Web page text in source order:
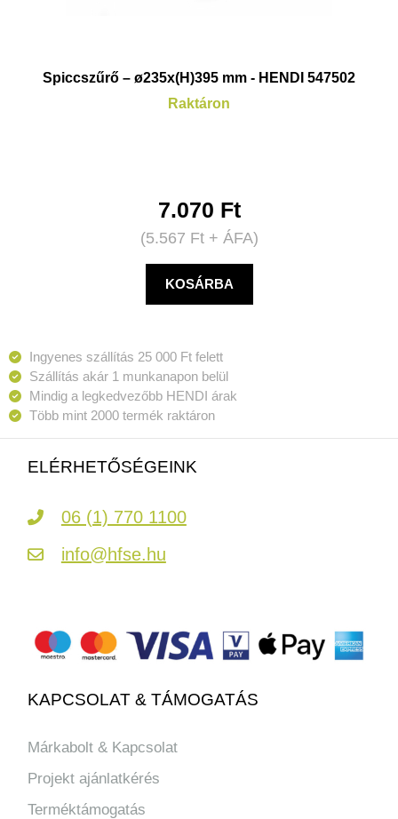
Spiccszűrő – ø235x(H)395 mm - HENDI 547502
Raktáron
7.070 Ft
(5.567 Ft+ ÁFA)
KOSÁRBA
Ingyenes szállítás 25 000 Ft felett
Szállítás akár 1 munkanapon belül
Mindig a legkedvezőbb HENDI árak
Több mint 2000 termék raktáron
ELÉRHETŐSÉGEINK
06 (1) 770 1100
info@hfse.hu
KAPCSOLAT & TÁMOGATÁS
Márkabolt & Kapcsolat
Projekt ajánlatkérés
Terméktámogatás